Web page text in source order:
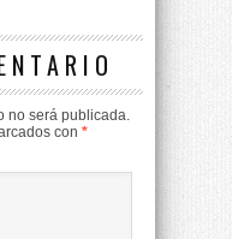
no será publicada.
con *